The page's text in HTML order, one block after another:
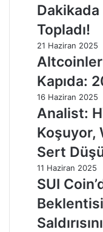
Topladı!
21 Haziran 2025
Kapıda:
16 Haziran 2025
Analist:
Koşuyor,
Sert
11 Haziran 2025
SUI